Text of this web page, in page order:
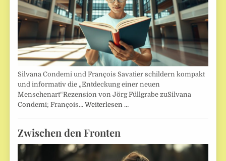
Silvana Condemi und François Savatier schildern kompakt
und informativ die „Entdeckung einer neuen
Menschenart“Rezension von Jörg Füllgrabe zuSilvana
Condemi; François…Weiterlesen …
Zwischen den Fronten